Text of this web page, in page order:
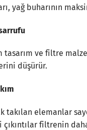
yağ buharının
tasarım ve filtre
düşürür.
takılan elemanlar
çıkıntılar filtrenin